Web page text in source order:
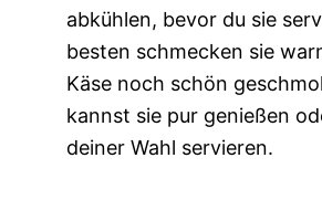
abkühlen, bevor du sie
besten schmecken sie
Käse noch schön
kannst sie pur genießen
deiner Wahl servieren.